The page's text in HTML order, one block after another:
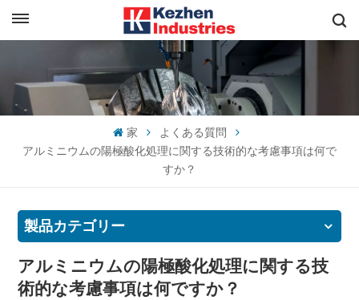
English
日本語
すぐに見積もりを取得
家
よくある質問
アルミニウムの陽極酸化処理に関する技術的な考慮事項は何で
すか？
製品カテゴリー
アルミニウムの陽極酸化処理に関する技
術的な考慮事項は何ですか？